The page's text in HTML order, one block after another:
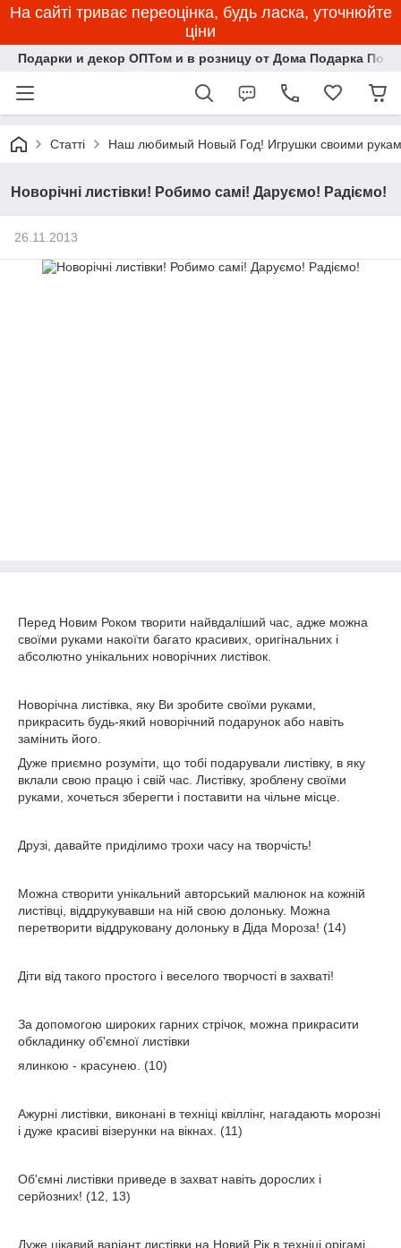
На сайті триває переоцінка, будь ласка, уточнюйте
ціни
Подарки и декор ОПТом и в розницу от Дома Подарка
Статті Наш любимый Новый Год! Игрушки своими
Новорічні листівки! Робимо самі! Даруємо! Радіємо!
26.11.2013
Перед Новим Роком творити найвдаліший час, адже можна
своїми руками накоїти багато красивих, оригінальних і
абсолютно унікальних новорічних листівок.
Новорічна листівка, яку Ви зробите своїми руками,
прикрасить будь-який новорічний подарунок або навіть
замінить його.
Дуже приємно розуміти, що тобі подарували листівку, в яку
вклали свою працю і свій час. Листівку, зроблену своїми
руками, хочеться зберегти і поставити на чільне місце.
Друзі, давайте приділимо трохи часу на творчість!
Можна створити унікальний авторський малюнок на кожній
листівці, віддрукувавши на ній свою долоньку. Можна
перетворити віддруковану долоньку в Діда Мороза! (14)
Діти від такого простого і веселого творчості в захваті!
За допомогою широких гарних стрічок, можна прикрасити
обкладинку об'ємної листівки
ялинкою - красунею. (10)
Ажурні листівки, виконані в техніці квіллінг, нагадають морозні
і дуже красиві візерунки на вікнах. (11)
Об'ємні листівки приведе в захват навіть дорослих і
серйозних! (12, 13)
Дуже цікавий варіант листівки на Новий Рік в техніці орігамі.